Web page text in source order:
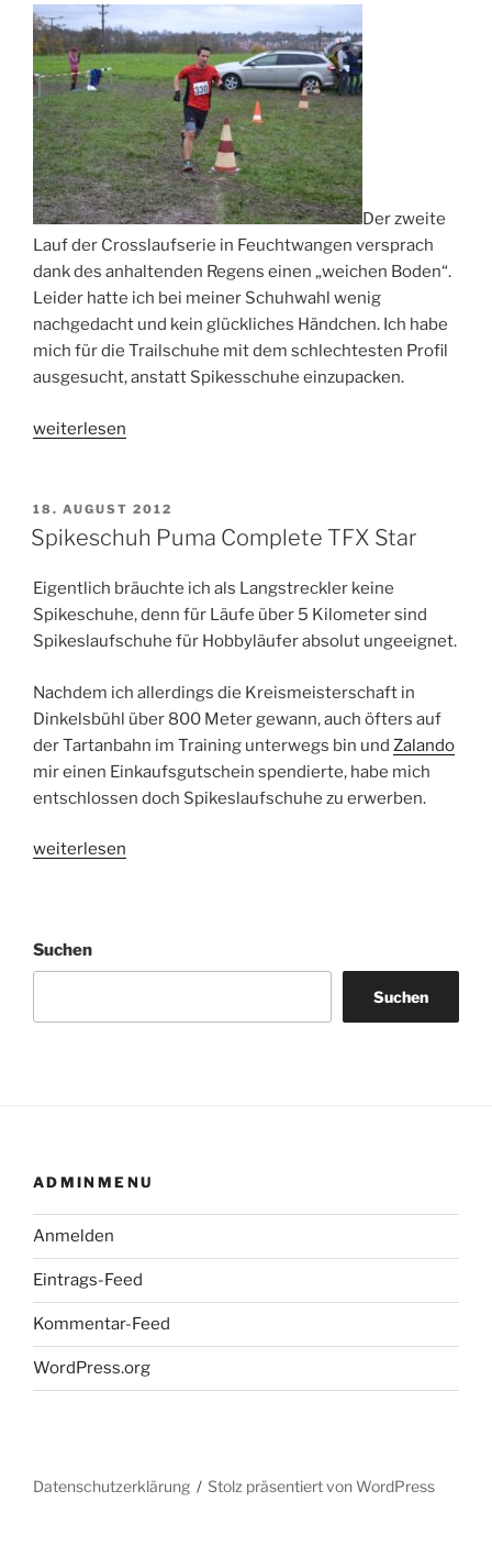
Der zweite
Lauf der Crosslaufserie in Feuchtwangen versprach
dank des anhaltenden Regens einen „weichen Boden“.
Leider hatte ich bei meiner Schuhwahl wenig
nachgedacht und kein glückliches Händchen. Ich habe
mich für die Trailschuhe mit dem schlechtesten Profil
ausgesucht, anstatt Spikesschuhe einzupacken.
„Crosslauf
weiterlesen
VERÖFFENTLICHT
AM
18. AUGUST 2012
Spikeschuh Puma Complete TFX Star
Eigentlich bräuchte ich als Langstreckler keine
Spikeschuhe, denn für Läufe über 5 Kilometer sind
Spikeslaufschuhe für Hobbyläufer absolut ungeeignet.
Nachdem ich allerdings die Kreismeisterschaft in
Dinkelsbühl über 800 Meter gewann, auch öfters auf
der Tartanbahn im Training unterwegs bin und Zalando
mir einen Einkaufsgutschein spendierte, habe mich
entschlossen doch Spikeslaufschuhe zu erwerben.
„Spikeschuh
Star“
weiterlesen
Suchen
Suchen
ADMINMENU
Anmelden
Eintrags-Feed
Kommentar-Feed
WordPress.org
Datenschutzerklärung Stolz präsentiert von WordPress